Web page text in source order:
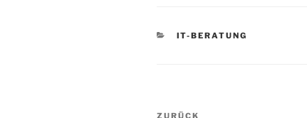
KATEGORIEN
IT-BERATUNG
Beitragsnavigation